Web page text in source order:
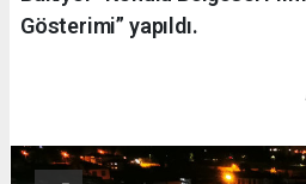
Gösterimi” yapıldı.